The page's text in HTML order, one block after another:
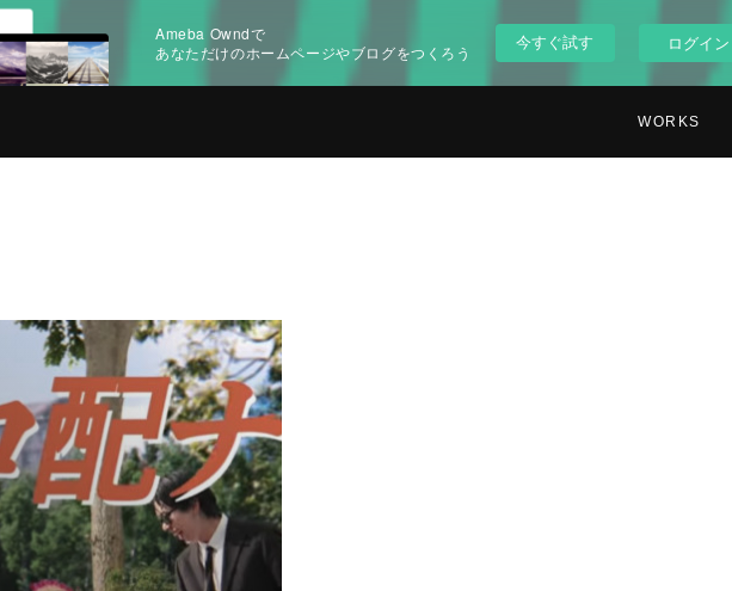
Ameba Owndで
あなただけのホームページやブログをつくろう
今すぐ試す ログイン
WORKS